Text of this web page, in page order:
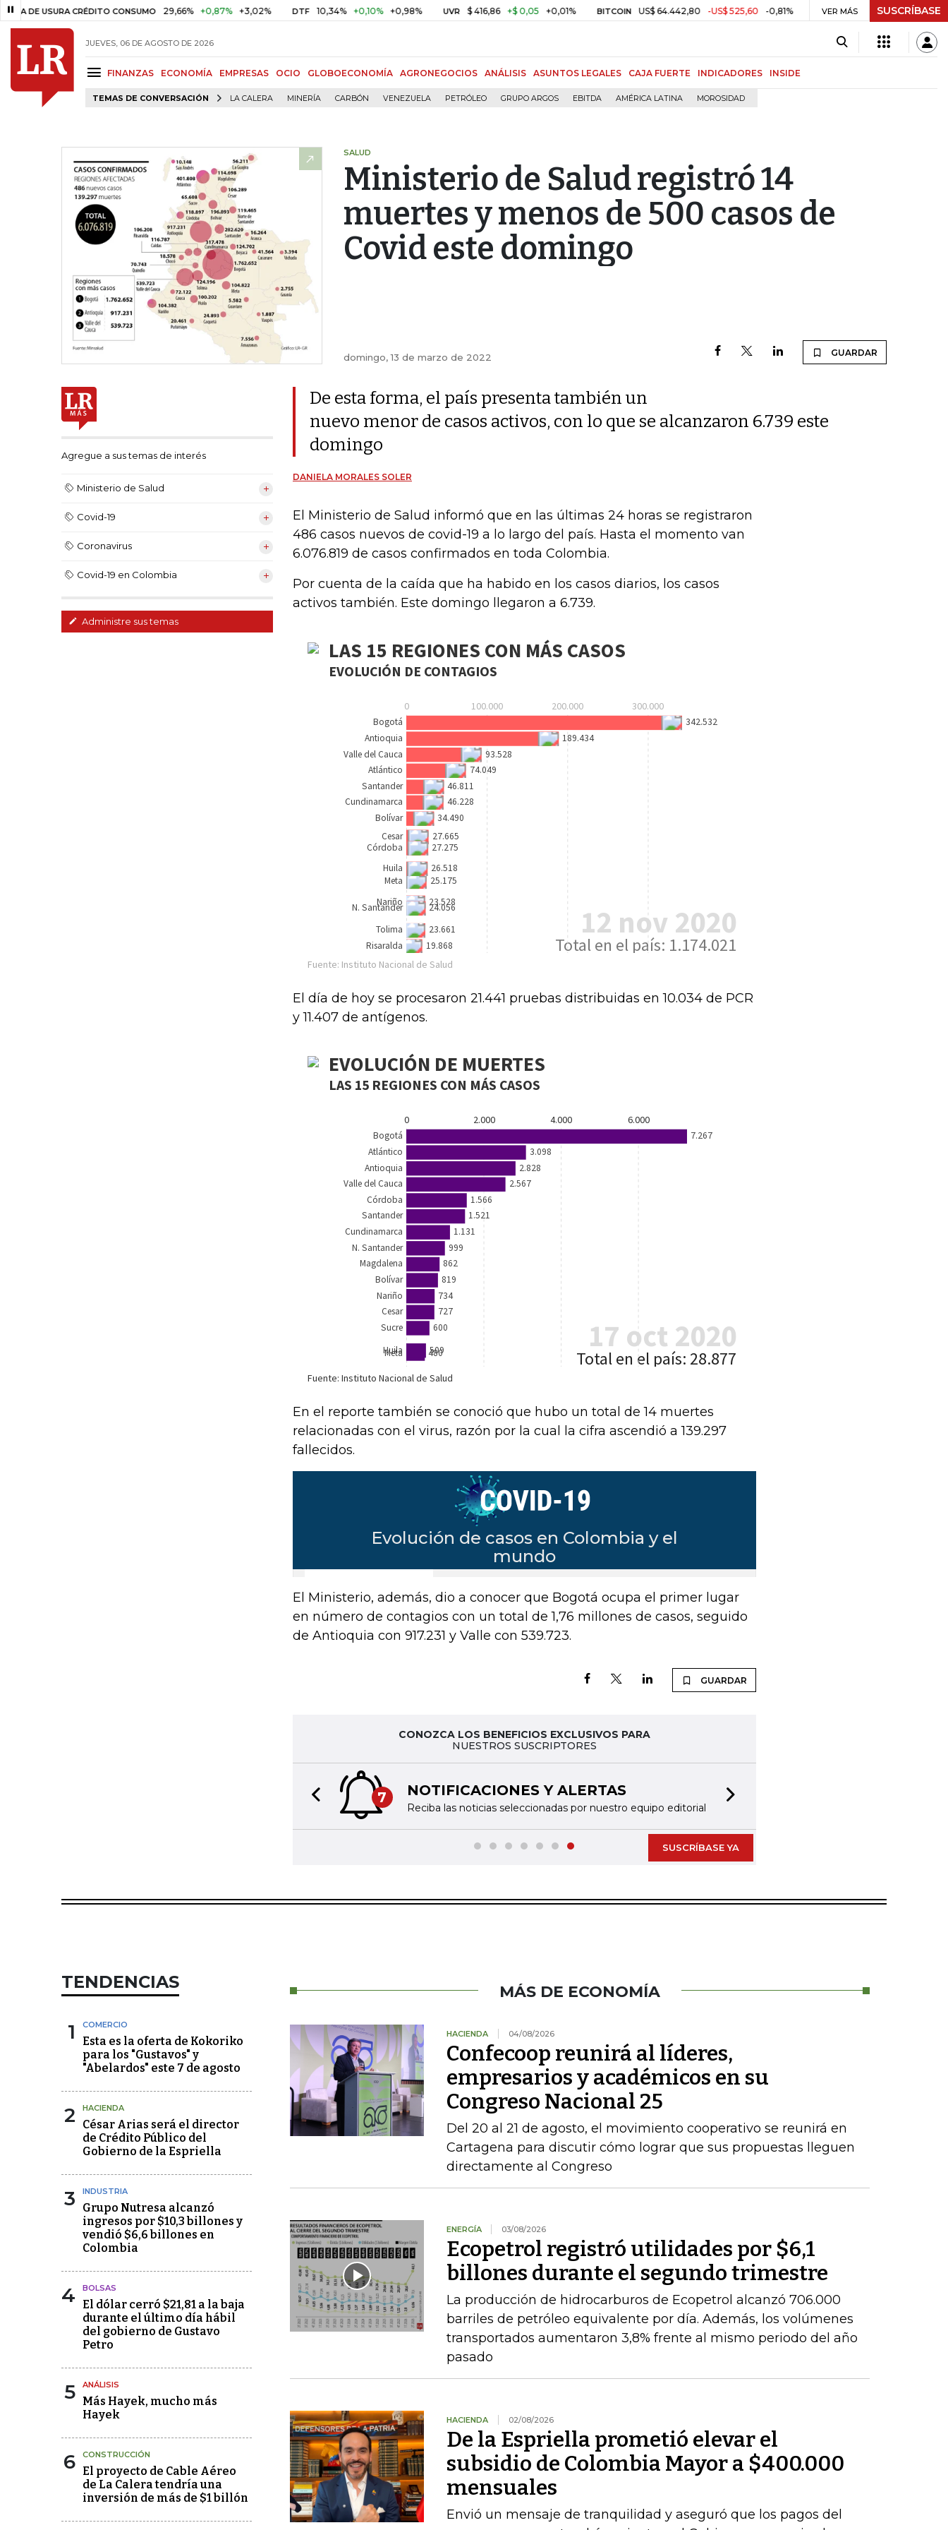
CRÉDITO CONSUMO 29,66% +0,87% +3,02% DTF 10,34% +0,10% +0,98% UVR $ 416,86 +$ 0,05 +0,01% BITCOIN US$ 64.442,80 -US$ 525,60 -0,81% TRM $ 3.179,40 -$ 25,11 -0,78%
VER MÁS SUSCRÍBASE
JUEVES, 06 DE AGOSTO DE 2026
FINANZAS ECONOMÍA EMPRESAS OCIO GLOBOECONOMÍA AGRONEGOCIOS ANÁLISIS ASUNTOS LEGALES CAJA FUERTE INDICADORES INSIDE
TEMAS DE CONVERSACIÓN LA CALERA MINERÍA CARBÓN VENEZUELA PETRÓLEO GRUPO ARGOS EBITDA AMÉRICA LATINA MOROSIDAD
SALUD
Ministerio de Salud registró 14
muertes y menos de 500 casos de
Covid este domingo
domingo, 13 de marzo de 2022 GUARDAR
Agregue a sus temas de interés
Ministerio de Salud
Covid-19
Coronavirus
Covid-19 en Colombia
Administre sus temas
De esta forma, el país presenta también un
nuevo menor de casos activos, con lo que se alcanzaron 6.739 este
domingo
DANIELA MORALES SOLER
El Ministerio de Salud informó que en las últimas 24 horas se registraron
486 casos nuevos de covid-19 a lo largo del país. Hasta el momento van
6.076.819 de casos confirmados en toda Colombia.
Por cuenta de la caída que ha habido en los casos diarios, los casos
activos también. Este domingo llegaron a 6.739.
El día de hoy se procesaron 21.441 pruebas distribuidas en 10.034 de PCR
y 11.407 de antígenos.
En el reporte también se conoció que hubo un total de 14 muertes
relacionadas con el virus, razón por la cual la cifra ascendió a 139.297
fallecidos.
El Ministerio, además, dio a conocer que Bogotá ocupa el primer lugar
en número de contagios con un total de 1,76 millones de casos, seguido
de Antioquia con 917.231 y Valle con 539.723.
GUARDAR
CONOZCA LOS BENEFICIOS EXCLUSIVOS PARA
NUESTROS SUSCRIPTORES
7 NOTIFICACIONES Y ALERTAS
Reciba las noticias seleccionadas por nuestro equipo editorial
Previous slide
SUSCRÍBASE YA
TENDENCIAS
1 COMERCIO
Esta es la oferta de Kokoriko
para los "Gustavos" y
"Abelardos" este 7 de agosto
2 HACIENDA
César Arias será el director
de Crédito Público del
Gobierno de la Espriella
3 INDUSTRIA
Grupo Nutresa alcanzó
ingresos por $10,3 billones y
vendió $6,6 billones en
Colombia
4 BOLSAS
El dólar cerró $21,81 a la baja
durante el último día hábil
del gobierno de Gustavo
Petro
5 ANÁLISIS
Más Hayek, mucho más
Hayek
6 CONSTRUCCIÓN
El proyecto de Cable Aéreo
de La Calera tendría una
inversión de más de $1 billón
MÁS DE ECONOMÍA
HACIENDA 04/08/2026
Confecoop reunirá al líderes,
empresarios y académicos en su
Congreso Nacional 25
Del 20 al 21 de agosto, el movimiento cooperativo se reunirá en
Cartagena para discutir cómo lograr que sus propuestas lleguen
directamente al Congreso
ENERGÍA 03/08/2026
Ecopetrol registró utilidades por $6,1
billones durante el segundo trimestre
La producción de hidrocarburos de Ecopetrol alcanzó 706.000
barriles de petróleo equivalente por día. Además, los volúmenes
transportados aumentaron 3,8% frente al mismo periodo del año
pasado
HACIENDA 02/08/2026
De la Espriella prometió elevar el
subsidio de Colombia Mayor a $400.000
mensuales
Envió un mensaje de tranquilidad y aseguró que los pagos del